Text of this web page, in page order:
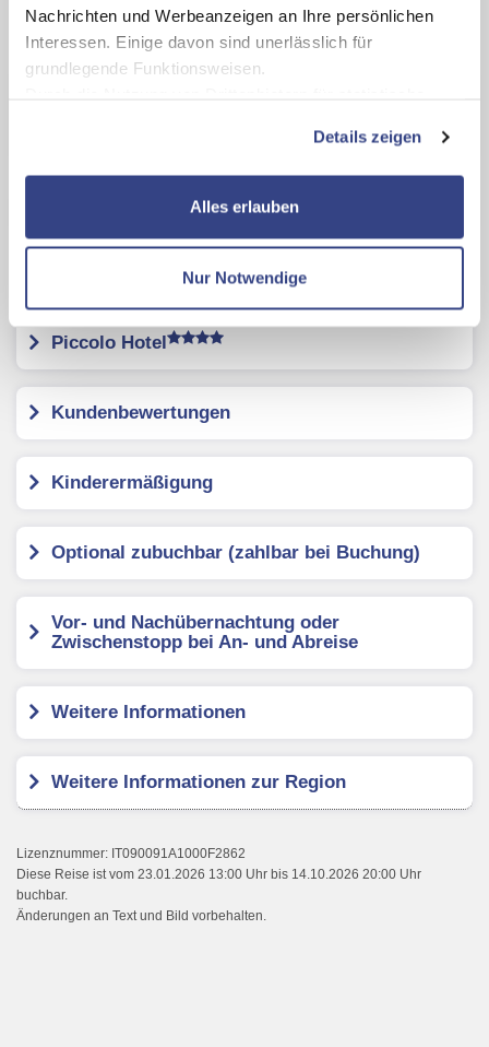
Nachrichten und Werbeanzeigen an Ihre persönlichen
Interessen. Einige davon sind unerlässlich für
grundlegende Funktionsweisen.
zusätzliche Dienste bzw. Technologien von Drittanbietern
nutzen und uns sowie Dritten weitere Personalisierungen
ermöglichen, dabei kommt es auch zu Übermittlungen
Datenschutzseite
Mit Klick auf "Alles erlauben" stimmen Sie der
Verwendung der Cookies & Plugins auf unseren
Details zeigen
Alles erlauben
Nur Notwendige
Piccolo Hotel
Kundenbewertungen
Kinderermäßigung
Optional zubuchbar (zahlbar bei Buchung)
Vor- und Nachübernachtung oder
Zwischenstopp bei An- und Abreise
Weitere Informationen
Weitere Informationen zur Region
Lizenznummer: IT090091A1000F2862
Diese Reise ist vom 23.01.2026 13:00 Uhr bis 14.10.2026 20:00 Uhr
buchbar.
Änderungen an Text und Bild vorbehalten.